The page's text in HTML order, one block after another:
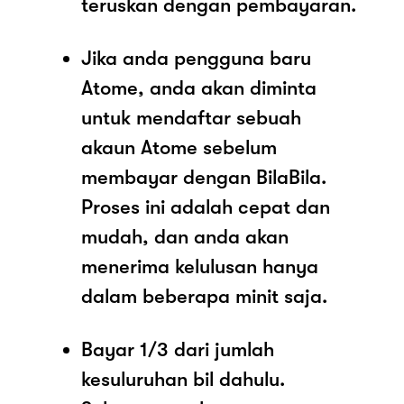
teruskan dengan pembayaran.
Jika anda pengguna baru
Atome, anda akan diminta
untuk mendaftar sebuah
akaun Atome sebelum
membayar dengan BilaBila.
Proses ini adalah cepat dan
mudah, dan anda akan
menerima kelulusan hanya
dalam beberapa minit saja.
Bayar 1/3 dari jumlah
kesuluruhan bil dahulu.